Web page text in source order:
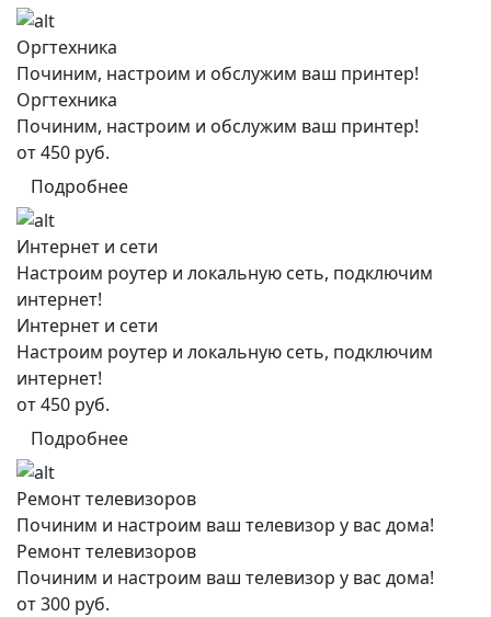
Оргтехника
Починим, настроим и обслужим ваш принтер!
Оргтехника
Починим, настроим и обслужим ваш принтер!
от 450 руб.
Подробнее
Интернет и сети
Настроим роутер и локальную сеть, подключим
интернет!
Интернет и сети
Настроим роутер и локальную сеть, подключим
интернет!
от 450 руб.
Подробнее
Ремонт телевизоров
Починим и настроим ваш телевизор у вас дома!
Ремонт телевизоров
Починим и настроим ваш телевизор у вас дома!
от 300 руб.